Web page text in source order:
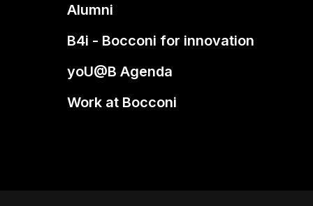
Alumni
B4i - Bocconi for innovation
yoU@B Agenda
Work at Bocconi